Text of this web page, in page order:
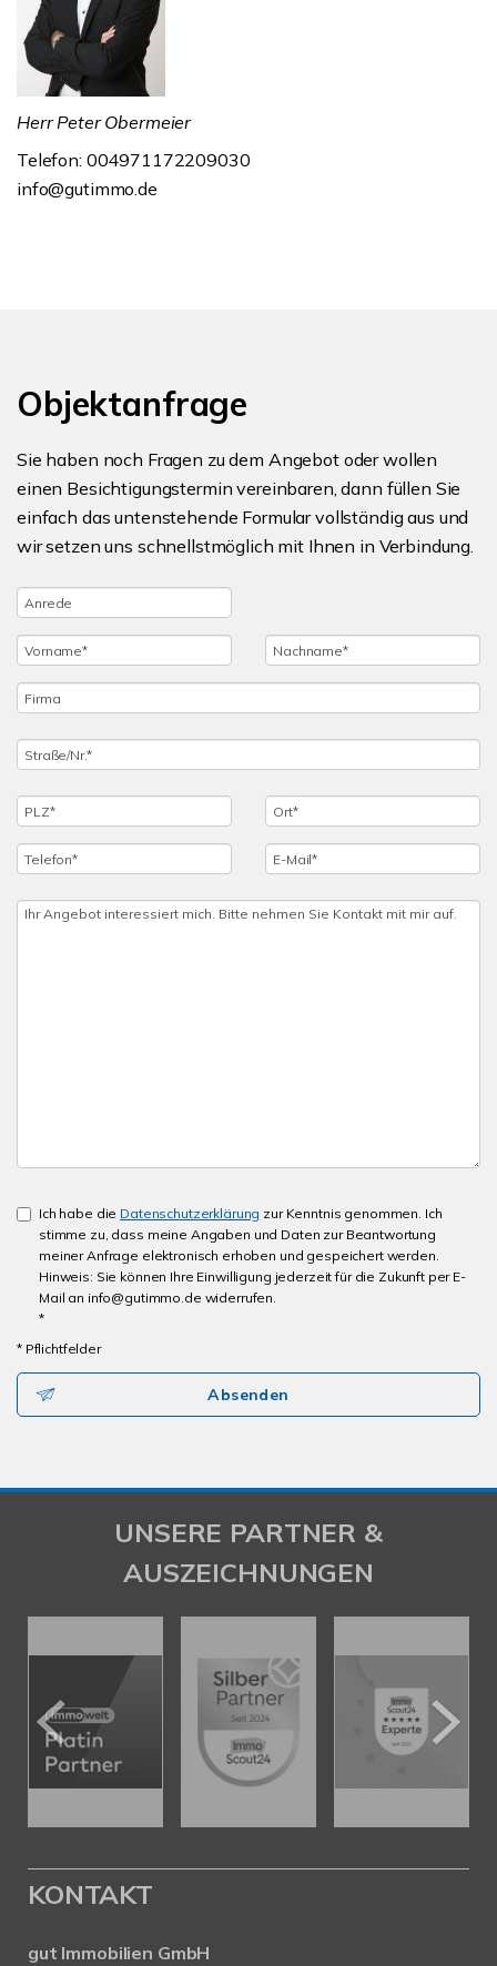
Herr Peter Obermeier
Telefon: 004971172209030
info@gutimmo.de
Objektanfrage
Sie haben noch Fragen zu dem Angebot oder wollen
einen Besichtigungstermin vereinbaren, dann füllen Sie
einfach das untenstehende Formular vollständig aus und
wir setzen uns schnellstmöglich mit Ihnen in Verbindung.
Ich habe die Datenschutzerklärung zur Kenntnis genommen. Ich
stimme zu, dass meine Angaben und Daten zur Beantwortung
meiner Anfrage elektronisch erhoben und gespeichert werden.
Hinweis: Sie können Ihre Einwilligung jederzeit für die Zukunft per E-
Mail an info@gutimmo.de widerrufen.
*
* Pflichtfelder
Absenden
UNSERE PARTNER &
AUSZEICHNUNGEN
KONTAKT
gut Immobilien GmbH